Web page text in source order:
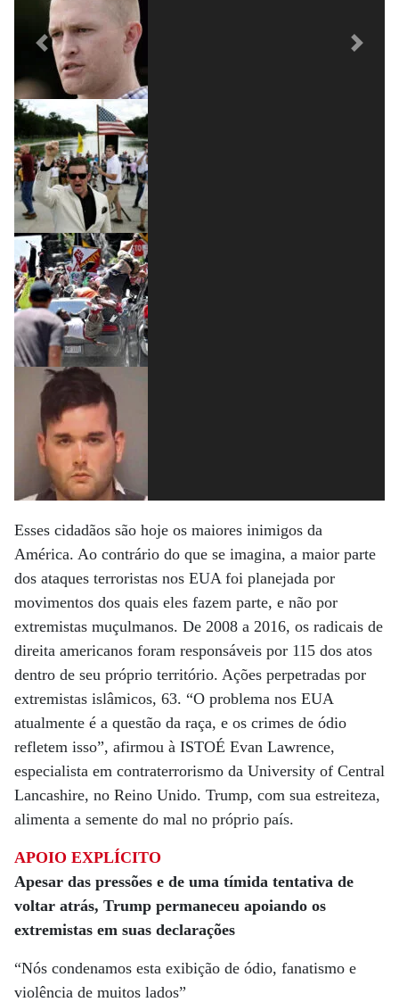
Previous Next
Esses cidadãos são hoje os maiores inimigos da
América. Ao contrário do que se imagina, a maior parte
dos ataques terroristas nos EUA foi planejada por
movimentos dos quais eles fazem parte, e não por
extremistas muçulmanos. De 2008 a 2016, os radicais de
direita americanos foram responsáveis por 115 dos atos
dentro de seu próprio território. Ações perpetradas por
extremistas islâmicos, 63. “O problema nos EUA
atualmente é a questão da raça, e os crimes de ódio
refletem isso”, afirmou à ISTOÉ Evan Lawrence,
especialista em contraterrorismo da University of Central
Lancashire, no Reino Unido. Trump, com sua estreiteza,
alimenta a semente do mal no próprio país.
APOIO EXPLÍCITO
Apesar das pressões e de uma tímida tentativa de
voltar atrás, Trump permaneceu apoiando os
extremistas em suas declarações
“Nós condenamos esta exibição de ódio, fanatismo e
violência de muitos lados”